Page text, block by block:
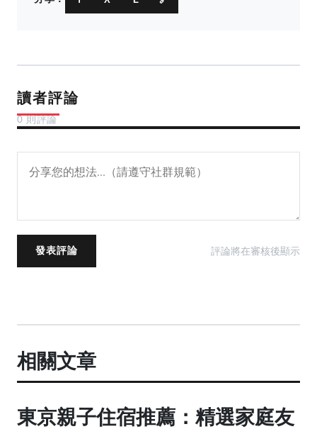
讀者評論
0 則評論
發表評論 評論將在審核後顯示
相關文章
東京親子住宿推薦：精選家庭友